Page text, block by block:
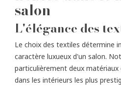
Disposition stratégique des
espace
Le rôle des accessoires dans la
Les luminaires en verre de
Objets d'art : l'expression
La cohérence stylistique :
salon
L'élégance des
Le choix des textiles détermine
caractère luxueux d'un salon.
particulièrement deux
dans les intérieurs les plus